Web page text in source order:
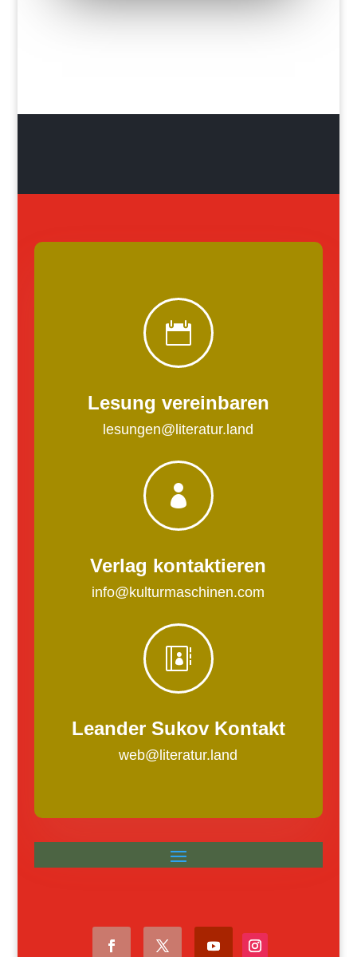

Lesung vereinbaren
lesungen@literatur.land

Verlag kontaktieren
info@kulturmaschinen.com

Leander Sukov Kontakt
web@literatur.land